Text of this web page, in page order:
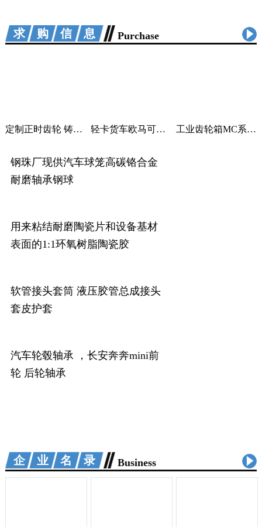
求购信息 Purchase
定制正时齿轮 铸铁曲轴加工 适用汽车机械 轻卡货车欧马可采尔孚变速箱ZF5S400V变速箱 工业齿轮箱MC系列大功率减速机M系列直角变速器平行变速箱
钢珠厂现供汽车球笼高碳铬合金
耐磨轴承钢球
用来粘结耐磨陶瓷片和设备基材
表面的1:1环氧树脂陶瓷胶
软管接头套筒 液压胶管总成接头
套皮护套
汽车轮毂轴承 ，长安奔奔mini前
轮 后轮轴承
企业名录 Business